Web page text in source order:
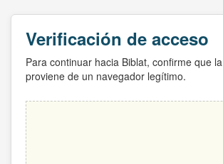
Verificación de acceso
Para continuar hacia Biblat, confirme que
proviene de un navegador legítimo.